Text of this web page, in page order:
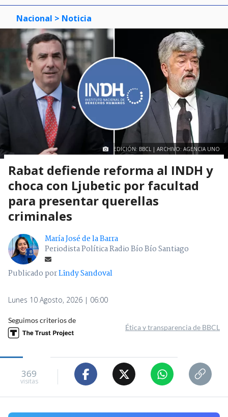
Nacional > Noticia
EDICIÓN: BBCL | ARCHIVO: AGENCIA UNO
Rabat defiende reforma al INDH y
choca con Ljubetic por facultad
para presentar querellas
criminales
María José de la Barra
Periodista Política Radio Bío Bío Santiago
Publicado porLindy Sandoval
Lunes 10 Agosto, 2026 | 06:00
Seguimos criterios de
Ética y transparencia de BBCL
369
visitas